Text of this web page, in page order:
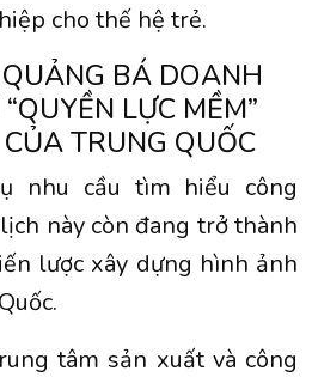
cho thế hệ trẻ.
BÁ DOANH
LỰC MỀM”
TRUNG QUỐC
nhu cầu tìm hiểu công
này còn đang trở thành
lược xây dựng hình ảnh
tâm sản xuất và công